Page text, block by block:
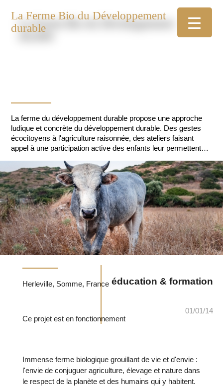
La Ferme Bio du Développement
durable
La ferme du développement durable propose une approche
ludique et concrète du développement durable. Des gestes
écocitoyens à l'agriculture raisonnée, des ateliers faisant
appel à une participation active des enfants leur permettent
durable.
01/01/14
éducation & formation
Herleville, Somme, France
Ce projet est en fonctionnement
Immense ferme biologique grouillant de vie et d'envie :
l'envie de conjuguer agriculture, élevage et nature dans
le respect de la planète et des humains qui y habitent.